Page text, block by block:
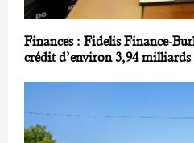
Finances : Fidelis Finance-
crédit d’environ 3,94